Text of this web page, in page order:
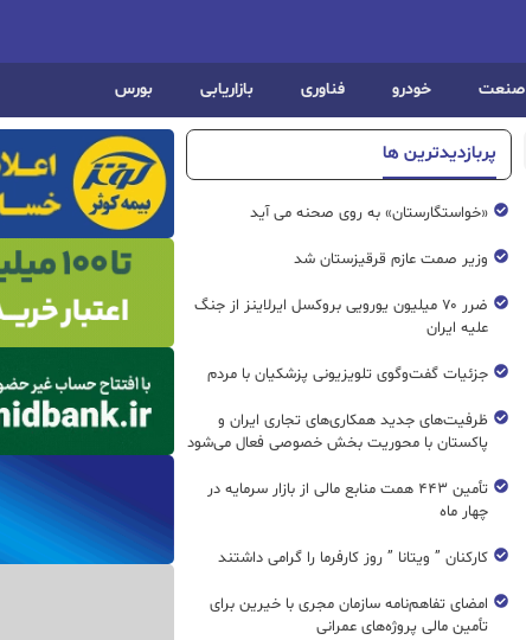
صنعت خودرو فناوری بازاریابی بورس
پربازدیدترین ها
«خواستگارستان» به روی صحنه می آید
وزیر صمت عازم قرقیزستان شد
ضرر ۷۰ میلیون یورویی بروکسل ایرلاینز از جنگ
علیه ایران
جزئیات گفت‌وگوی تلویزیونی پزشکیان با مردم
ظرفیت‌های جدید همکاری‌های تجاری ایران و
پاکستان با محوریت بخش خصوصی فعال می‌شود
تأمین ۴۴۳ همت منابع مالی از بازار سرمایه در
چهار ماه
کارکنان ” ویتانا ” روز کارفرما را گرامی داشتند
امضای تفاهم‌نامه سازمان مجری با خیرین برای
تأمین مالی پروژه‌های عمرانی